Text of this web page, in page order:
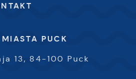
PUCK
13, 84-100 Puck